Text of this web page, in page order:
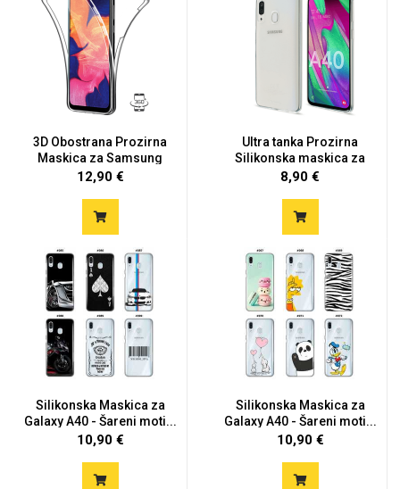
3D Obostrana Prozirna
Maskica za Samsung
Galax...
12,90 €
Ultra tanka Prozirna
Silikonska maskica za
Sam...
8,90 €
Silikonska Maskica za
Galaxy A40 - Šareni moti...
10,90 €
Silikonska Maskica za
Galaxy A40 - Šareni moti...
10,90 €